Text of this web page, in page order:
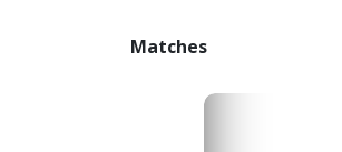
Matches